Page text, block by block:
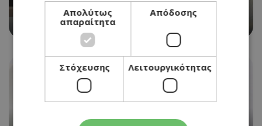
CAFFÈ NERO
Απολύτως
απαραίτητα
Απόδοσης
Στόχευσης Λειτουργικότητας